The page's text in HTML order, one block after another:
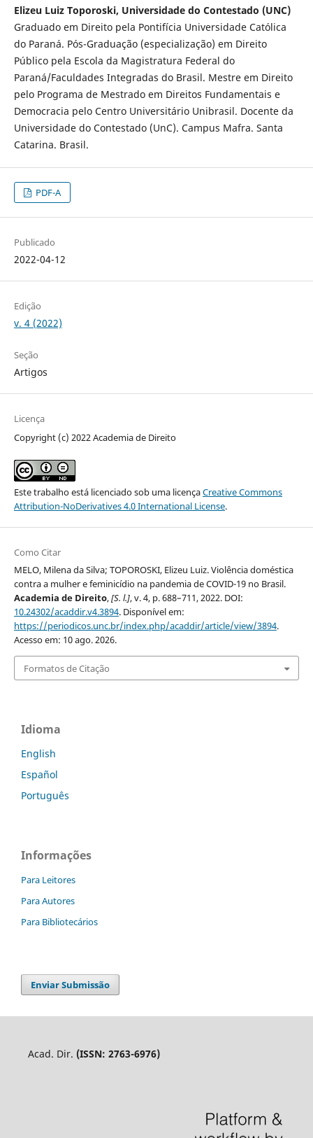
Elizeu Luiz Toporoski, Universidade do Contestado (UNC)
Graduado em Direito pela Pontifícia Universidade Católica
do Paraná. Pós-Graduação (especialização) em Direito
Público pela Escola da Magistratura Federal do
Paraná/Faculdades Integradas do Brasil. Mestre em Direito
pelo Programa de Mestrado em Direitos Fundamentais e
Democracia pelo Centro Universitário Unibrasil. Docente da
Universidade do Contestado (UnC). Campus Mafra. Santa
Catarina. Brasil.
PDF-A
Publicado
2022-04-12
Edição
v. 4 (2022)
Seção
Artigos
Licença
Copyright (c) 2022 Academia de Direito
Este trabalho está licenciado sob uma licençaCreative Commons
Attribution-NoDerivatives 4.0 International License.
Como Citar
MELO, Milena da Silva; TOPOROSKI, Elizeu Luiz. Violência doméstica
contra a mulher e feminicídio na pandemia de COVID-19 no Brasil.
Academia de Direito,[S. l.], v. 4, p. 688–711, 2022. DOI:
10.24302/acaddir.v4.3894. Disponível em:
https://periodicos.unc.br/index.php/acaddir/article/view/3894.
Acesso em: 10 ago. 2026.
Formatos de Citação
Idioma
English
Español
Português
Informações
Para Leitores
Para Autores
Para Bibliotecários
Enviar Submissão
Acad. Dir. (ISSN: 2763-6976)